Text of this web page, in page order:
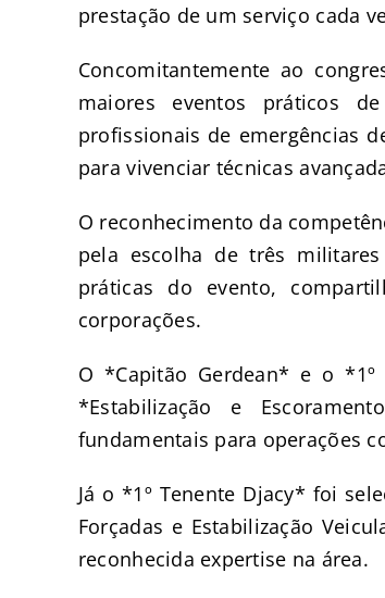
prestação de um serviço cada
Concomitantemente ao
maiores eventos práticos
profissionais de emergências
para vivenciar técnicas
O reconhecimento da
pela escolha de três
práticas do evento,
corporações.
O *Capitão Gerdean* e o
*Estabilização e
fundamentais para operações
Já o *1º Tenente Djacy* foi
Forçadas e Estabilização
reconhecida expertise na área.